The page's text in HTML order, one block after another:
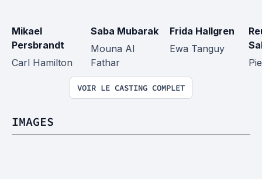
Mikael
Persbrandt
Carl Hamilton
Saba Mubarak
Mouna Al
Fathar
Frida Hallgren
Ewa Tanguy
VOIR LE CASTING COMPLET
IMAGES